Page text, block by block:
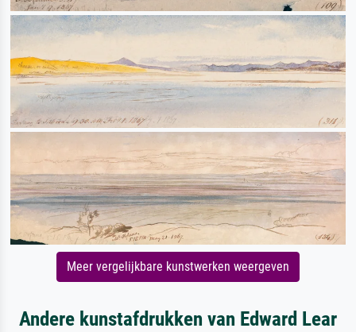
Meer vergelijkbare kunstwerken weergeven
Andere kunstafdrukken van Edward Lear